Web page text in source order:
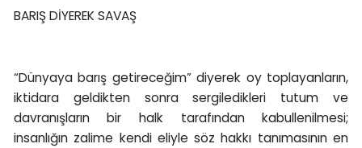
BARIŞ DİYEREK SAVAŞ
“Dünyaya barış getireceğim” diyerek oy toplayanların,
iktidara geldikten sonra sergiledikleri tutum ve
davranışların bir halk tarafından kabullenilmesi;
insanlığın zalime kendi eliyle söz hakkı tanımasının en